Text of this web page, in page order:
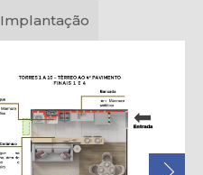
Implantação